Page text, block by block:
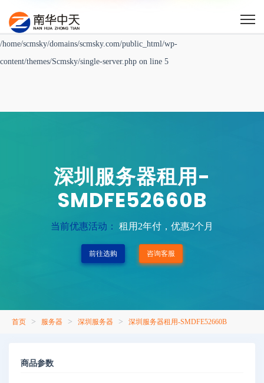
Warning: Undefined variable $post_id in
/home/scmsky/domains/scmsky.com/public_html/wp-
content/themes/Scmsky/single-server.php on line 5
深圳服务器租用-
SMDFE52660B
当前优惠活动： 租用2年付，优惠2个月
前往选购 咨询客服
首页 > 服务器 > 深圳服务器 > 深圳服务器租用-SMDFE52660B
商品参数